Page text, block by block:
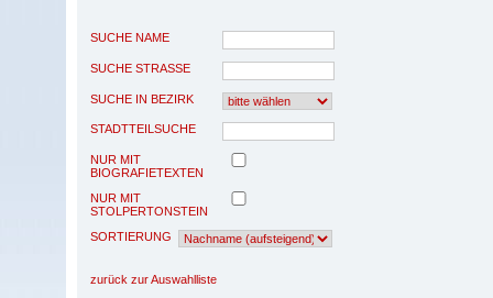
SUCHE NAME
SUCHE STRASSE
SUCHE IN BEZIRK
STADTTEILSUCHE
NUR MIT
BIOGRAFIETEXTEN
NUR MIT
STOLPERTONSTEIN
SORTIERUNG
zurück zur Auswahlliste